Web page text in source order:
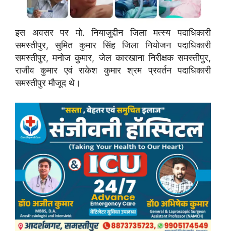
इस अवसर पर मो. नियाजुद्दीन जिला मत्स्य पदाधिकारी
समस्तीपुर, सुमित कुमार सिंह जिला नियोजन पदाधिकारी
समस्तीपुर, मनोज कुमार, जेल कारखाना निरीक्षक समस्तीपुर,
राजीव कुमार एवं राकेश कुमार श्रम प्रवर्तन पदाधिकारी
समस्तीपुर मौजूद थे।